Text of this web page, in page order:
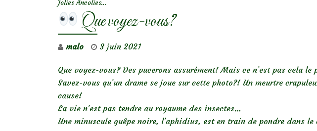
Jolies Ancolies…
Que voyez-vous?
malo 3 juin 2021
Que voyez-vous? Des pucerons assurément! Mais ce n’est pas cela
Savez-vous qu’un drame se joue sur cette photo?! Un meurtre
cause!
La vie n’est pas tendre au royaume des insectes…
Une minuscule guêpe noire, l’aphidius, est en train de pondre dans le